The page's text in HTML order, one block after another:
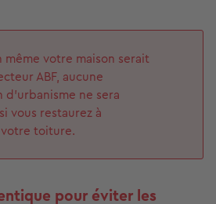
même votre maison serait
ABF, aucune
ne sera
vous restaurez à
toiture.
pour éviter les